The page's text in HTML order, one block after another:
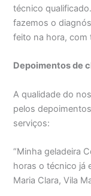
técnico
fazemos o
feito na hora, com
Depoimentos de
A qualidade do
pelos
serviços:
“Minha geladeira
horas o técnico já
Maria Clara, Vila